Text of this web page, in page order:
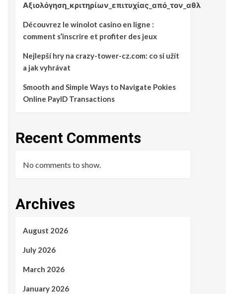
Αξιολόγηση_κριτηρίων_επιτυχίας_από_τον_αθλ
Découvrez le winolot casino en ligne :
comment s’inscrire et profiter des jeux
Nejlepší hry na crazy-tower-cz.com: co si užít
a jak vyhrávat
Smooth and Simple Ways to Navigate Pokies
Online PayID Transactions
Recent Comments
No comments to show.
Archives
August 2026
July 2026
March 2026
January 2026